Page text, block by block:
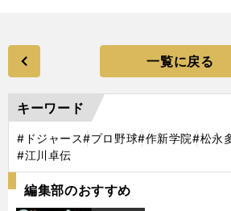
一覧に戻る
キーワード
#ドジャース#プロ野球#作新学院#松永
#江川卓伝
編集部のおすすめ